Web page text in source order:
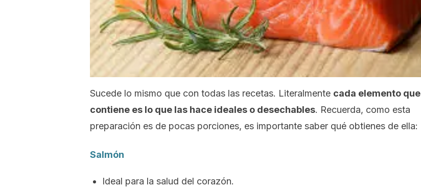
Sucede lo mismo que con todas las recetas. Literalmente cada elemento que
contiene es lo que las hace ideales o desechables. Recuerda, como esta
preparación es de pocas porciones, es importante saber qué obtienes de ella:
Salmón
Ideal para la salud del corazón.